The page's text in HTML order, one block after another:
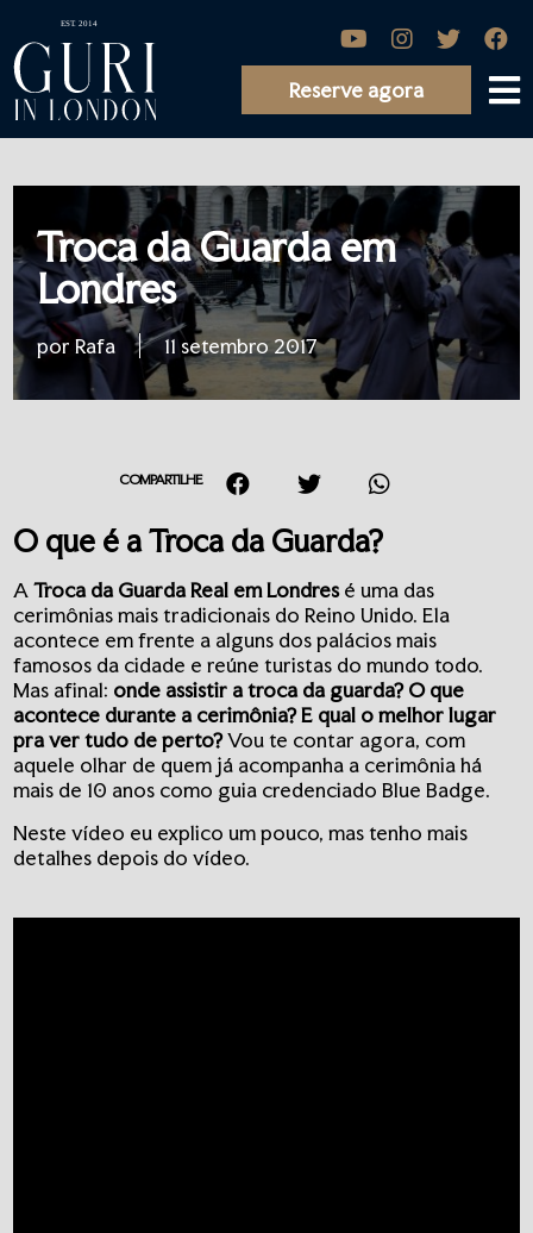
Reserve agora
Troca da Guarda em
Londres
por Rafa 11 setembro 2017
COMPARTILHE
O que é a Troca da Guarda?
ATroca da Guarda Real em Londresé uma das
cerimônias mais tradicionais do Reino Unido. Ela
acontece em frente a alguns dos palácios mais
famosos da cidade e reúne turistas do mundo todo.
Mas afinal: onde assistir a troca da guarda? O que
acontece durante a cerimônia? E qual o melhor lugar
pra ver tudo de perto?Vou te contar agora, com
aquele olhar de quem já acompanha a cerimônia há
mais de 10 anos como guia credenciado Blue Badge.
Neste vídeo eu explico um pouco, mas tenho mais
detalhes depois do vídeo.